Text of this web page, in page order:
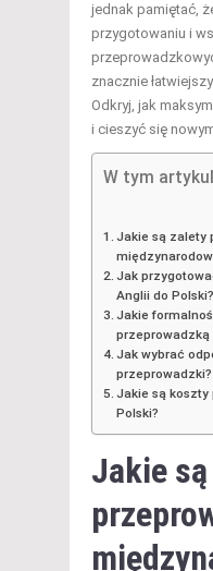
jednak pamiętać,
przygotowaniu i
znacznie
Odkryj, jak
i cieszyć się
W tym
Jakie są zalety
Jak
Anglii do Polski?
Jakie
Jak wybrać
przeprowadzki?
Jakie są
Polski?
Jakie